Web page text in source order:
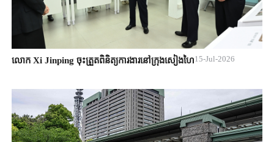
លោក Xi Jinping ចុះត្រួតពិនិត្យការងារនៅក្រុងសៀងហៃ15-Jul-2026